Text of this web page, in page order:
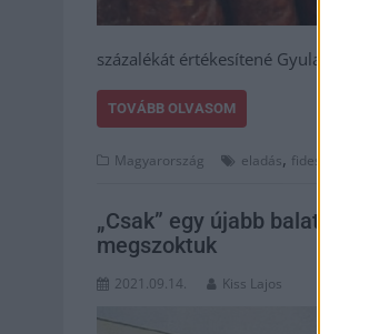
százalékát értékesítené Gyula
TOVÁBB OLVASOM
Magyarország eladás, fidesz
„Csak” egy újabb balatoni
megszoktuk
2021.09.14. Kiss Lajos